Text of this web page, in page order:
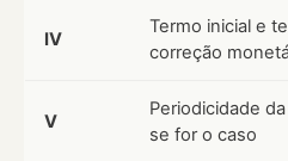
IV
Termo inicial e
correção
V
Periodicidade
se for o caso